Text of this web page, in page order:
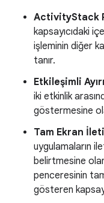
ActivityStack
kapsayıcıdaki
işleminin diğer
tanır.
Etkileşimli
iki etkinlik
göstermesine
Tam Ekran
uygulamaların
belirtmesine
penceresinin
gösteren